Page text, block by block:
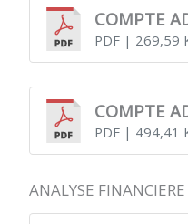
COMPTE
PDF| 269,59
COMPTE
PDF| 494,41
ANALYSE FINANCIERE